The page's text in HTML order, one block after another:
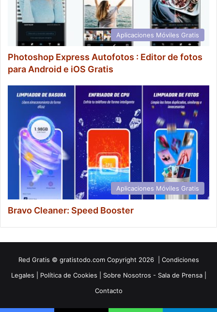
Aplicaciones Móviles Gratis
Photoshop Express Autofotos : Editor de fotos
para Android e iOS Gratis
Aplicaciones Móviles Gratis
Bravo Cleaner: Speed Booster
Red Gratis © gratistodo.com Copyright 2026 | Condiciones
Legales
Política de Cookies Sobre Nosotros - Sala de Prensa|
Contacto